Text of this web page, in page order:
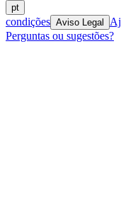
pt
condições Aviso Legal
Perguntas ou sugestões?